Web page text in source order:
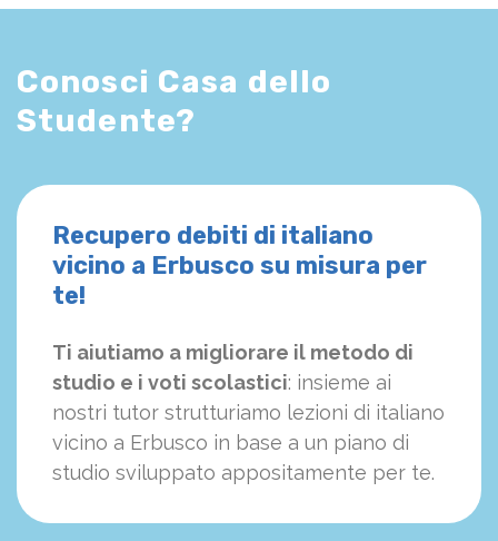
Conosci Casa dello
Studente?
Recupero debiti di italiano
vicino a Erbusco su misura per
te!
Ti aiutiamo a migliorare il metodo di
studio e i voti scolastici: insieme ai
nostri tutor strutturiamo lezioni di italiano
vicino a Erbusco in base a un piano di
studio sviluppato appositamente per te.